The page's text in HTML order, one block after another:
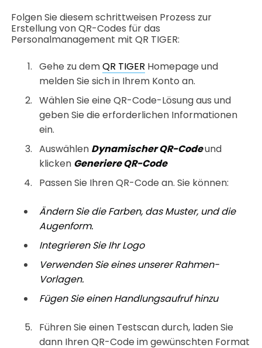
Folgen Sie diesem schrittweisen Prozess zur
Erstellung von QR-Codes für das
Personalmanagement mit QR TIGER:
Gehe zu demQR TIGER Homepage und
melden Sie sich in Ihrem Konto an.
Wählen Sie eine QR-Code-Lösung aus und
geben Sie die erforderlichen Informationen
ein.
Auswählen Dynamischer QR-Codeund
klicken Generiere QR-Code
Passen Sie Ihren QR-Code an. Sie können:
Ändern Sie die Farben, das Muster, und die
Augenform.
Integrieren Sie Ihr Logo
Verwenden Sie eines unserer Rahmen-
Vorlagen.
Fügen Sie einen Handlungsaufruf hinzu
Führen Sie einen Testscan durch, laden Sie
dann Ihren QR-Code im gewünschten Format